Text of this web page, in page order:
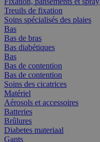
Treuils de fixation
Soins spécialisés des plaies
Bas
Bas de bras
Bas diabétiques
Bas
Bas de contention
Bas de contention
Soins des cicatrices
Matériel
Aérosols et accessoires
Batteries
Brûlures
Diabetes materiaal
Gants